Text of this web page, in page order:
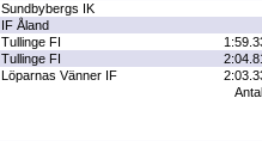
Sundbybergs IK
IF Åland
Tullinge FI
Tullinge FI
Löparnas Vänner IF